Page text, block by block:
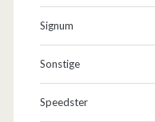
Signum
Sonstige
Speedster